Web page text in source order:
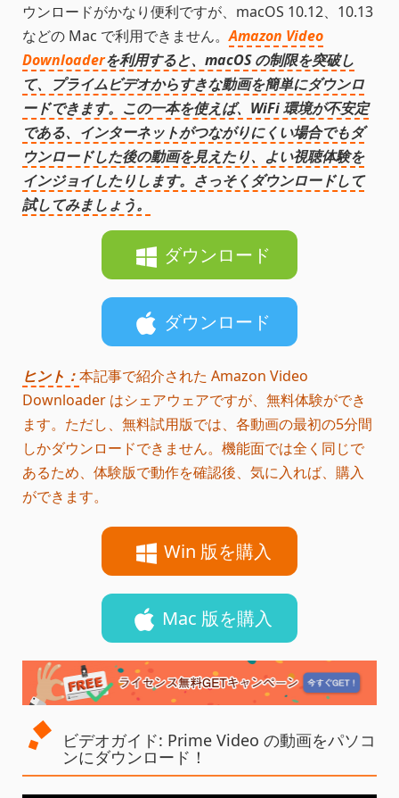
ウンロードがかなり便利ですが、macOS 10.12、10.13
などの Mac で利用できません。Amazon Video
Downloaderを利用すると、macOS の制限を突破し
て、プライムビデオからすきな動画を簡単にダウンロ
ードできます。この一本を使えば、WiFi 環境が不安定
である、インターネットがつながりにくい場合でもダ
ウンロードした後の動画を見えたり、よい視聴体験を
インジョイしたりします。さっそくダウンロードして
試してみましょう。
ダウンロード
ダウンロード
ヒント：本記事で紹介された Amazon Video
Downloader はシェアウェアですが、無料体験ができ
ます。ただし、無料試用版では、各動画の最初の5分間
しかダウンロードできません。機能面では全く同じで
あるため、体験版で動作を確認後、気に入れば、購入
ができます。
Win 版を購入
Mac 版を購入
ビデオガイド: Prime Video の動画をパソコ
ンにダウンロード！